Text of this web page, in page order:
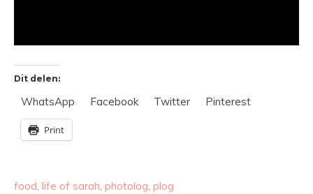
Dit delen:
WhatsApp Facebook Twitter Pinterest
Print
food, life of sarah, photolog, plog